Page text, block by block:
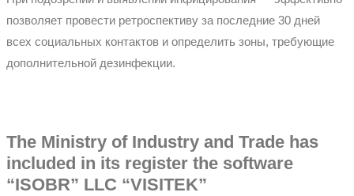
позволяет провести ретроспективу за последние 30 дней
всех социальных контактов и определить зоны, требующие
дополнительной дезинфекции.
The Ministry of Industry and Trade has
included in its register the software
“ISOBR” LLC “VISITEK”